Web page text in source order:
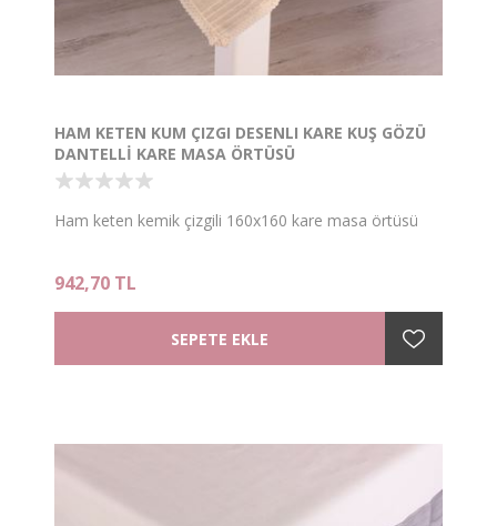
HAM KETEN KUM ÇIZGI DESENLI KARE KUŞ GÖZÜ
DANTELLİ KARE MASA ÖRTÜSÜ
Ham keten kemik çizgili 160x160 kare masa örtüsü
942,70 TL